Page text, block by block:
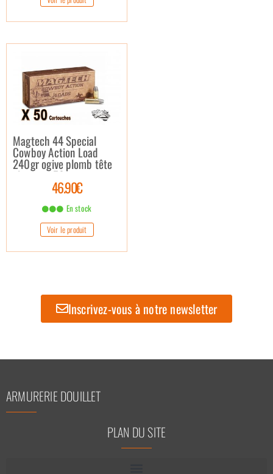
Magtech 44 Special
Cowboy Action Load
240gr ogive plomb tête
plate par 50
46.90€
En stock
Voir le produit
Inscrivez-vous à notre newsletter
ARMURERIE DOUILLET
PLAN DU SITE